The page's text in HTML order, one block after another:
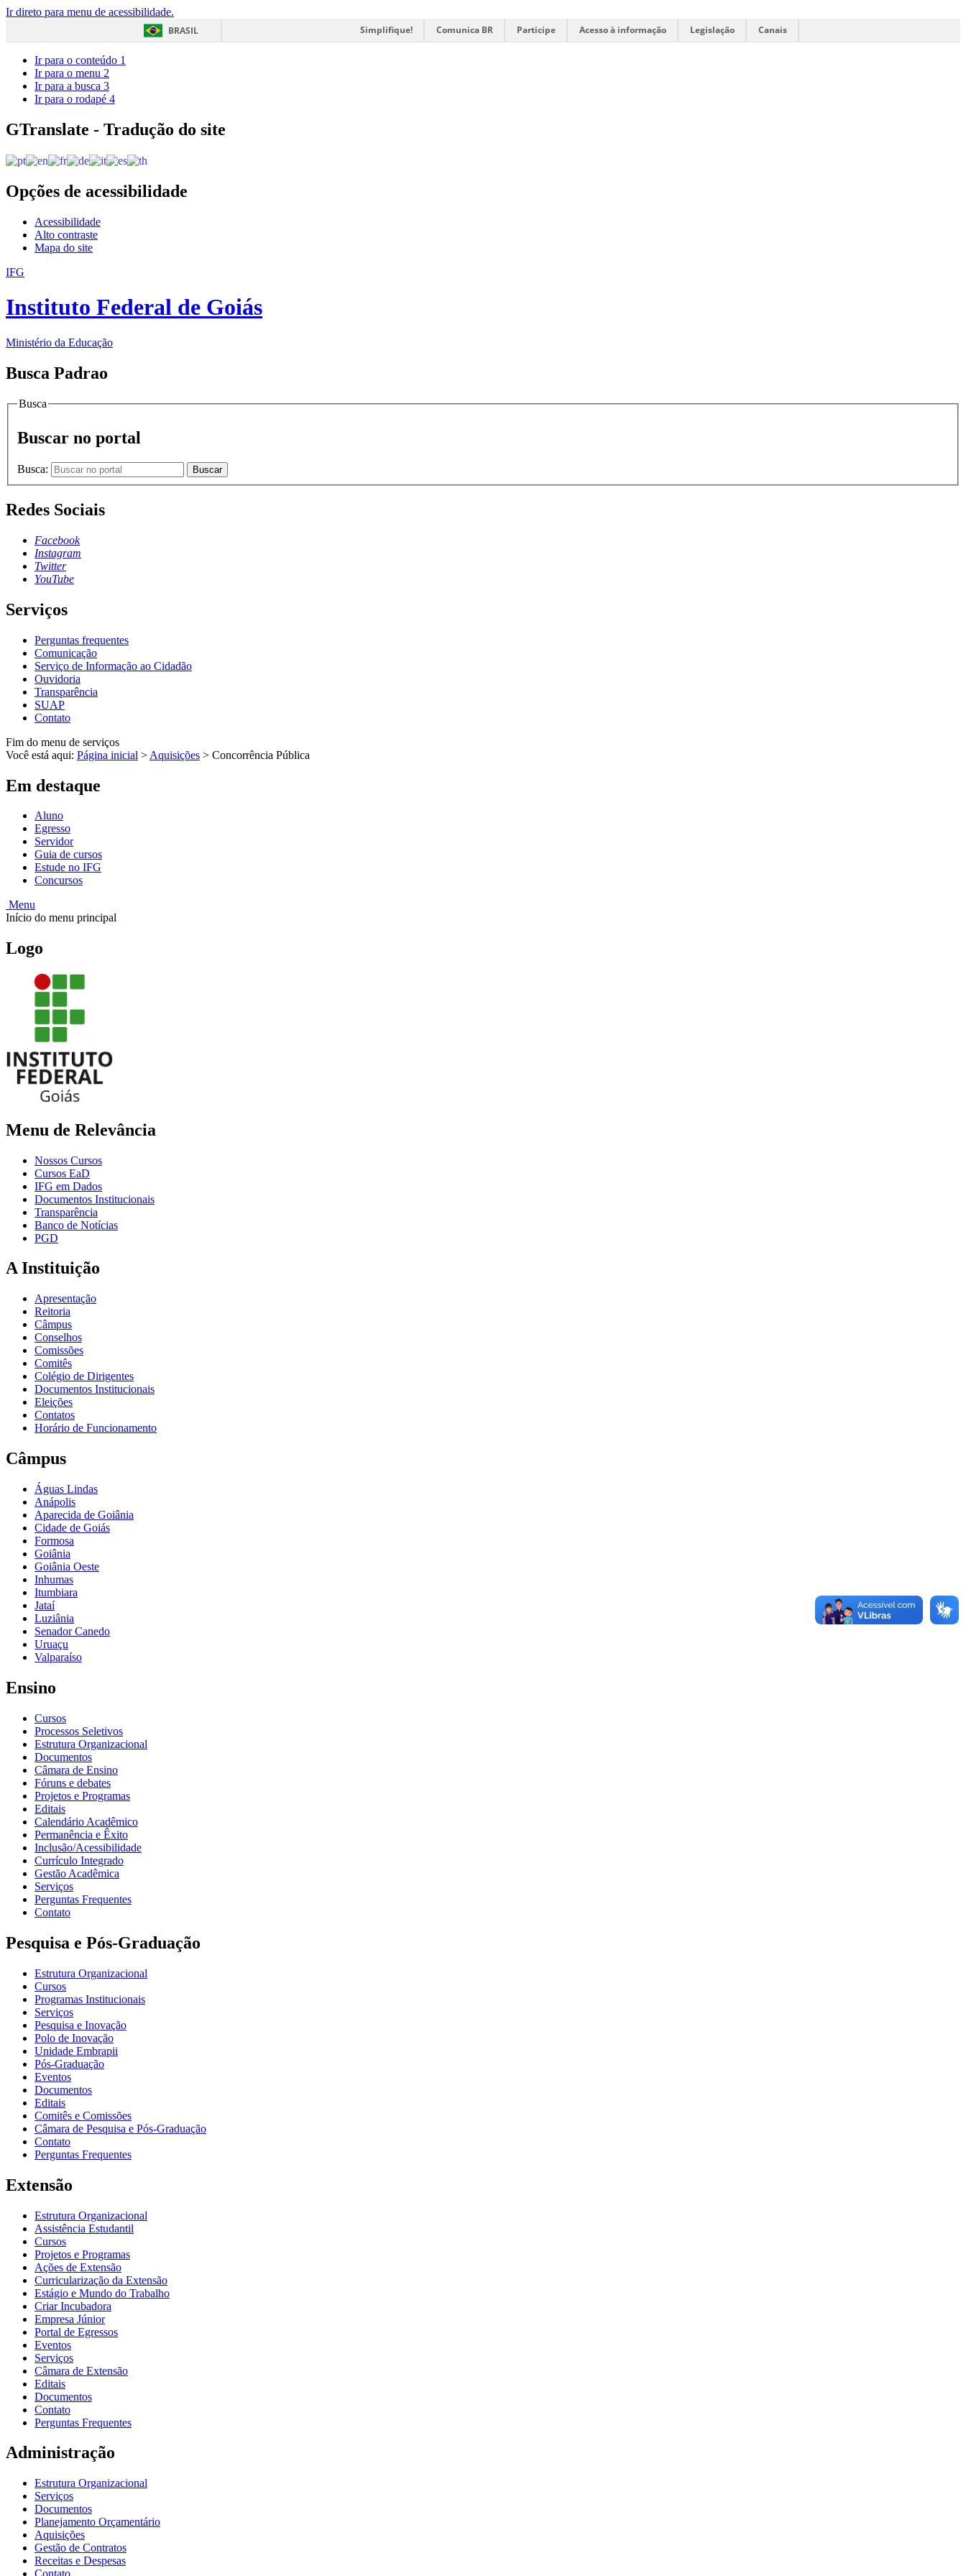
Ir direto para menu de acessibilidade.
BRASIL
Simplifique! Comunica BR Participe Acesso à informação Legislação Canais
Ir para o conteúdo 1
Ir para o menu 2
Ir para a busca 3
Ir para o rodapé 4
GTranslate - Tradução do site
Opções de acessibilidade
Acessibilidade
Alto contraste
Mapa do site
IFG
Instituto Federal de Goiás
Ministério da Educação
Busca Padrao
Busca
Buscar no portal
Busca: Buscar
Redes Sociais
Facebook
Instagram
Twitter
YouTube
Serviços
Perguntas frequentes
Comunicação
Serviço de Informação ao Cidadão
Ouvidoria
Transparência
SUAP
Contato
Fim do menu de serviços
Você está aqui: Página inicial > Aquisições > Concorrência Pública
Em destaque
Aluno
Egresso
Servidor
Guia de cursos
Estude no IFG
Concursos
Menu
Início do menu principal
Logo
Menu de Relevância
Nossos Cursos
Cursos EaD
IFG em Dados
Documentos Institucionais
Transparência
Banco de Notícias
PGD
A Instituição
Apresentação
Reitoria
Câmpus
Conselhos
Comissões
Comitês
Colégio de Dirigentes
Documentos Institucionais
Eleições
Contatos
Horário de Funcionamento
Câmpus
Águas Lindas
Anápolis
Aparecida de Goiânia
Cidade de Goiás
Formosa
Goiânia
Goiânia Oeste
Inhumas
Itumbiara
Jataí
Luziânia
Senador Canedo
Uruaçu
Valparaíso
Ensino
Cursos
Processos Seletivos
Estrutura Organizacional
Documentos
Câmara de Ensino
Fóruns e debates
Projetos e Programas
Editais
Calendário Acadêmico
Permanência e Êxito
Inclusão/Acessibilidade
Currículo Integrado
Gestão Acadêmica
Serviços
Perguntas Frequentes
Contato
Pesquisa e Pós-Graduação
Estrutura Organizacional
Cursos
Programas Institucionais
Serviços
Pesquisa e Inovação
Polo de Inovação
Unidade Embrapii
Pós-Graduação
Eventos
Documentos
Editais
Comitês e Comissões
Câmara de Pesquisa e Pós-Graduação
Contato
Perguntas Frequentes
Extensão
Estrutura Organizacional
Assistência Estudantil
Cursos
Projetos e Programas
Ações de Extensão
Curricularização da Extensão
Estágio e Mundo do Trabalho
Criar Incubadora
Empresa Júnior
Portal de Egressos
Eventos
Serviços
Câmara de Extensão
Editais
Documentos
Contato
Perguntas Frequentes
Administração
Estrutura Organizacional
Serviços
Documentos
Planejamento Orçamentário
Aquisições
Gestão de Contratos
Receitas e Despesas